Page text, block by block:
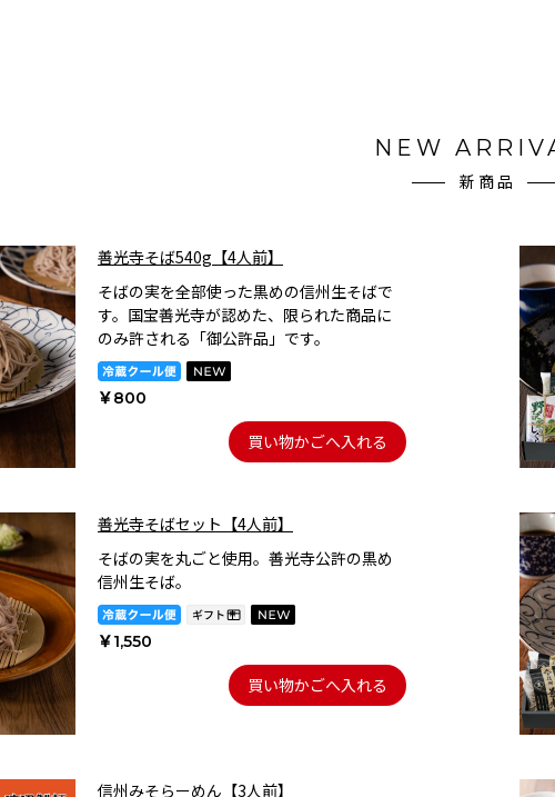
NEW
新商品
善光寺そば540g【4人前】
そばの実を全部使った黒めの信州生そばで
す。国宝善光寺が認めた、限られた商品に
のみ許される「御公許品」です。
￥800
買い物かごへ入れる
善光寺そばセット【4人前】
そばの実を丸ごと使用。善光寺公許の黒め
信州生そば。
￥1,550
買い物かごへ入れる
信州みそらーめん【3人前】